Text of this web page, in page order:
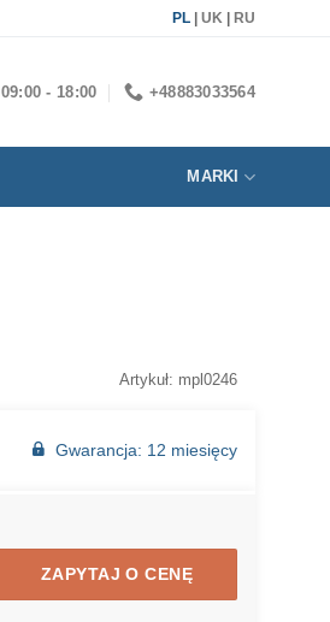
PL | UK | RU
09:00 - 18:00 +48883033564
MARKI
Artykuł: mpl0246
Gwarancja: 12 miesięcy
ZAPYTAJ O CENĘ